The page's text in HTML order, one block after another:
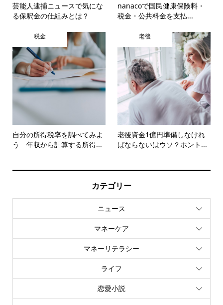
芸能人逮捕ニュースで気にな
る保釈金の仕組みとは？
nanacoで国民健康保険料・
税金・公共料金を支払...
税金
自分の所得税率を調べてみよ
う 年収から計算する所得...
老後
老後資金1億円準備しなけれ
ばならないはウソ？ホント...
カテゴリー
ニュース
マネーケア
マネーリテラシー
ライフ
恋愛小説